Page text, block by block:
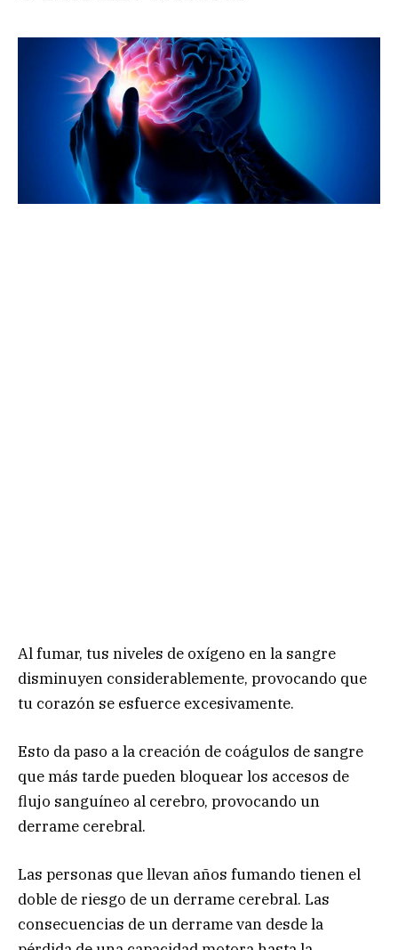
Al fumar, tus niveles de oxígeno en la sangre
disminuyen considerablemente, provocando que
tu corazón se esfuerce excesivamente.
Esto da paso a la creación de coágulos de sangre
que más tarde pueden bloquear los accesos de
flujo sanguíneo al cerebro, provocando un
derrame cerebral.
Las personas que llevan años fumando tienen el
doble de riesgo de un derrame cerebral. Las
consecuencias de un derrame van desde la